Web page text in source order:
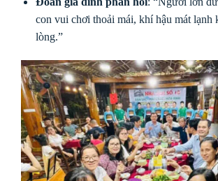
con vui chơi thoải mái, khí hậu mát lạnh
lòng.”